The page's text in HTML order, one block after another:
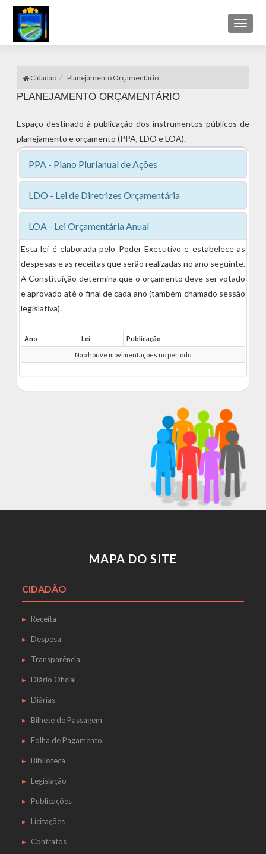
Toggle
Cidadão Planejamento Orçamentário
PLANEJAMENTO ORÇAMENTÁRIO
Espaço destinado à publicação dos instrumentos públicos de
planejamento e orçamento (PPA, LDO e LOA).
PPA - Plano Plurianual de Ações
LDO - Lei de Diretrizes Orçamentária
LOA - Lei Orçamentária Anual
Esta lei é elaborada pelo Poder Executivo e estabelece as
despesas e as receitas que serão realizadas no ano seguinte.
A Constituição determina que o orçamento deve ser votado
e aprovado até o final de cada ano (também chamado sessão
legislativa).
Ano Lei Publicação
Não houve movimentações no período
MAPA DO SITE
CIDADÃO
Receita
Despesa
Transparência
Diário Oficial
Diárias
Bilhete de Passagem
Folha de Pagamento
Biblioteca
Legislação
Publicações
Licitações
Contratos